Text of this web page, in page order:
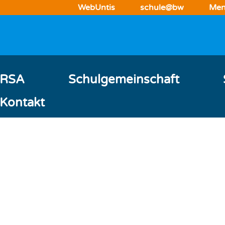
WebUntis schule@bw
Schulgemeinschaft
Kontakt